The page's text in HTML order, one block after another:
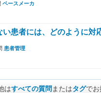
ペースメーカ
い患者には、どのように対
患者管理
はすべての質問 またはタグでお